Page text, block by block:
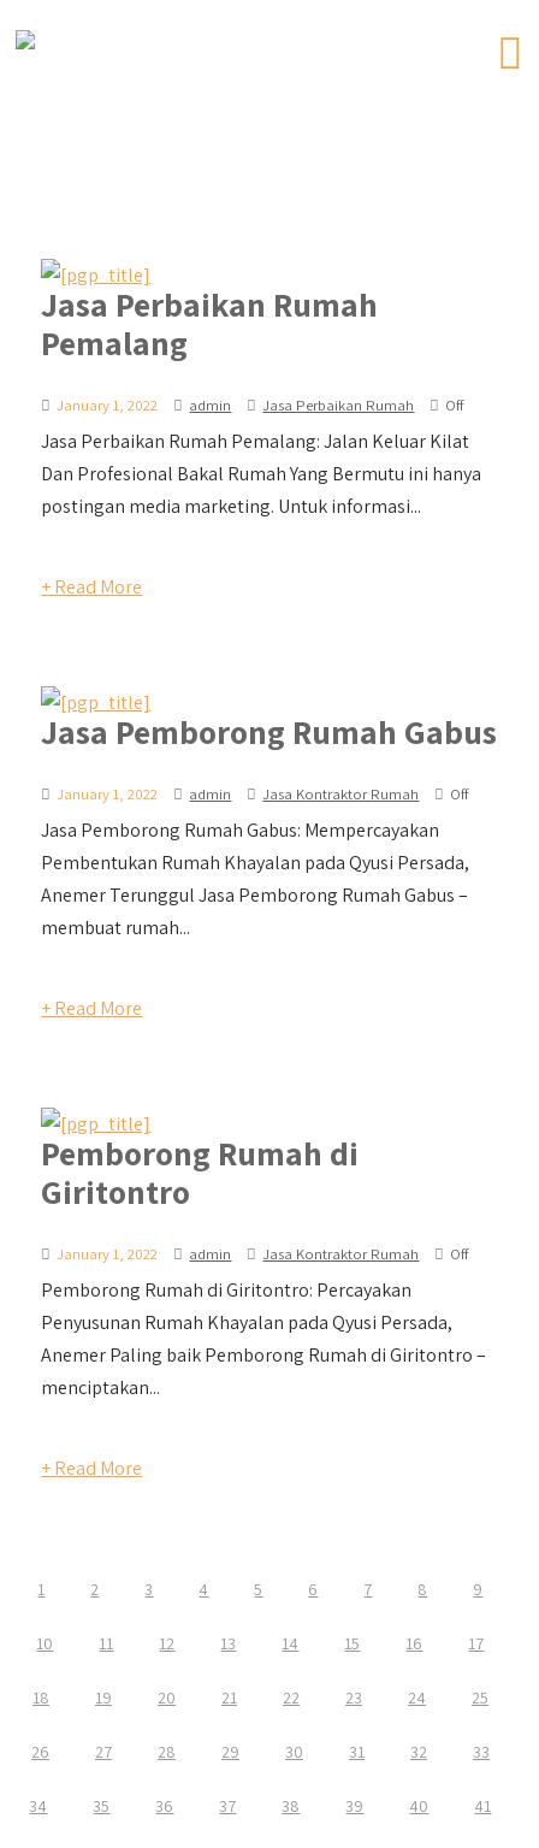
Jasa Perbaikan Rumah
Pemalang
January 1, 2022 admin Jasa Perbaikan Rumah Off
Jasa Perbaikan Rumah Pemalang: Jalan Keluar Kilat
Dan Profesional Bakal Rumah Yang Bermutu ini hanya
postingan media marketing. Untuk informasi...
+ Read More
Jasa Pemborong Rumah Gabus
January 1, 2022 admin Jasa Kontraktor Rumah Off
Jasa Pemborong Rumah Gabus: Mempercayakan
Pembentukan Rumah Khayalan pada Qyusi Persada,
Anemer Terunggul Jasa Pemborong Rumah Gabus –
membuat rumah...
+ Read More
Pemborong Rumah di
Giritontro
January 1, 2022 admin Jasa Kontraktor Rumah Off
Pemborong Rumah di Giritontro: Percayakan
Penyusunan Rumah Khayalan pada Qyusi Persada,
Anemer Paling baik Pemborong Rumah di Giritontro –
menciptakan...
+ Read More
1 2 3 4 5 6 7 8 9
10 11 12 13 14 15 16 17
18 19 20 21 22 23 24 25
26 27 28 29 30 31 32 33
34 35 36 37 38 39 40 41